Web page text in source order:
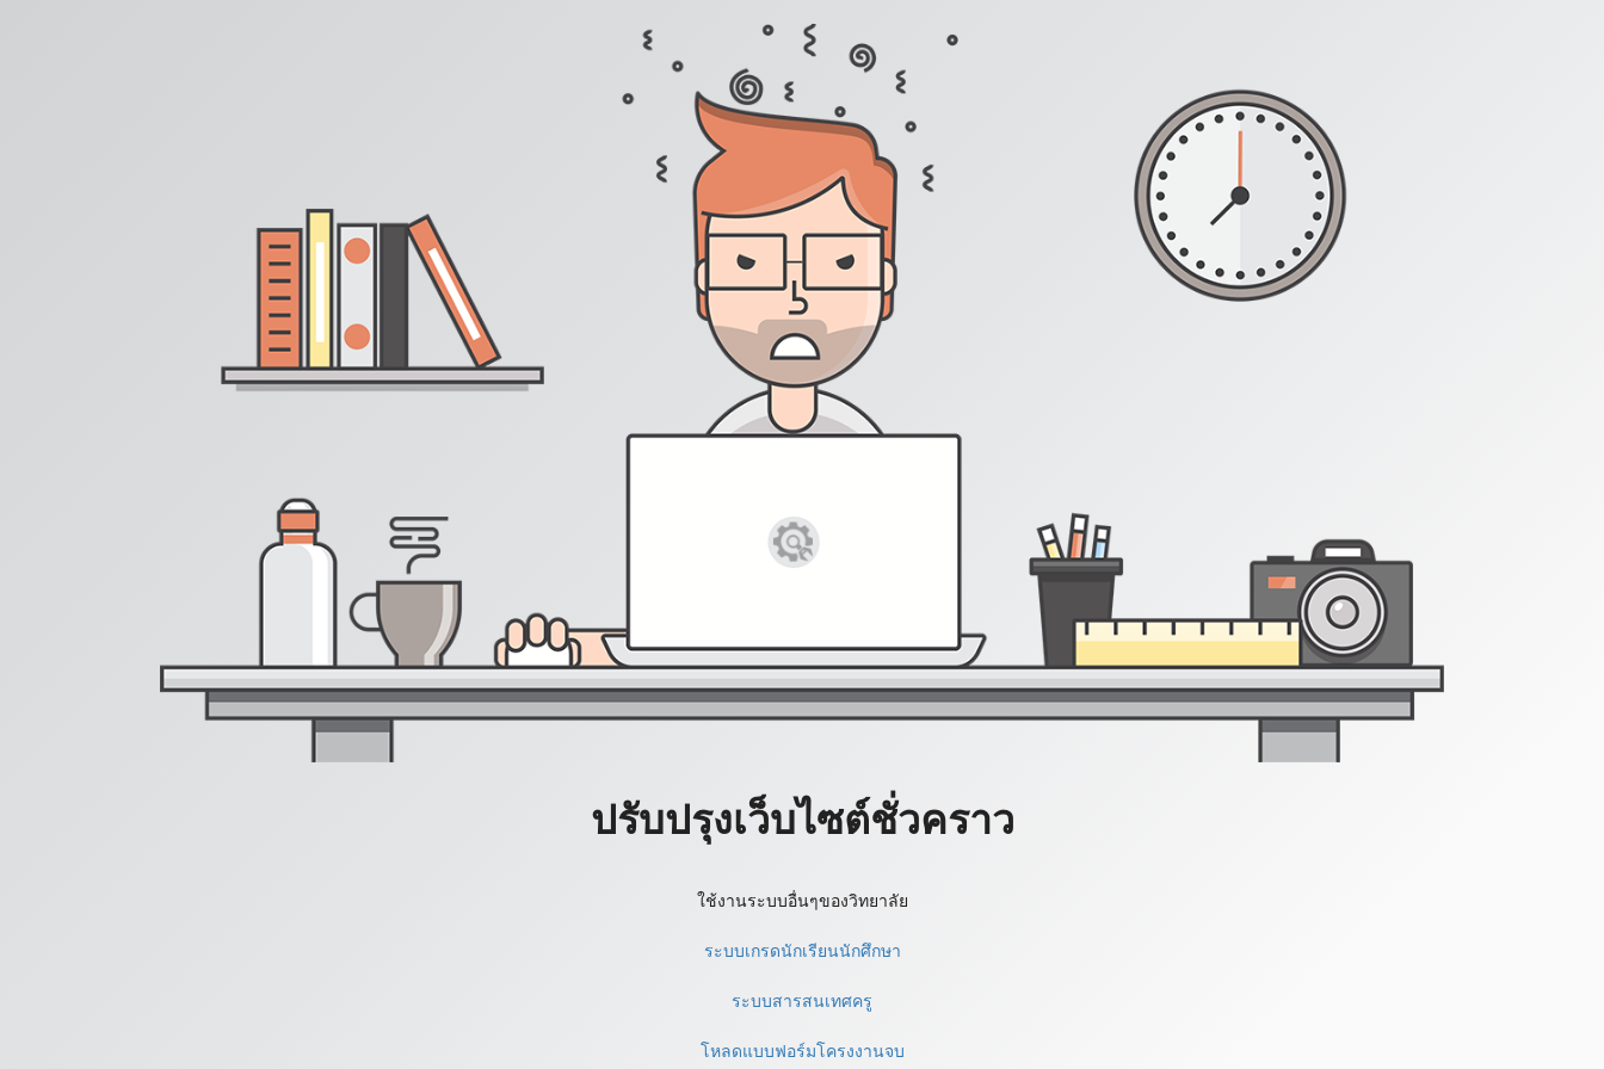
ปรับปรุงเว็บไซต์ชั่วคราว
ใช้งานระบบอื่นๆของวิทยาลัย
ระบบเกรดนักเรียนนักศึกษา
ระบบสารสนเทศครู
โหลดแบบฟอร์มโครงงานจบ